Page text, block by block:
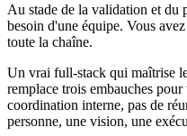
Au stade de la validation et du
besoin d'une équipe. Vous
toute la chaîne.
Un vrai full-stack qui maîtrise
remplace trois embauches
coordination interne, pas de
personne, une vision, une